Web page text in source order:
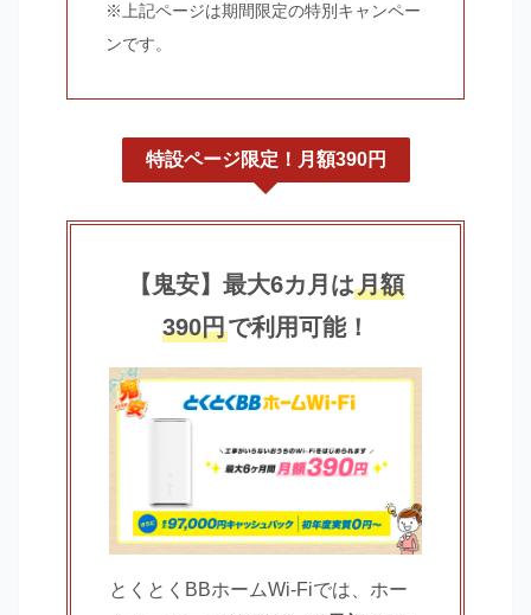
※上記ページは期間限定の特別キャンペー
ンです。
特設ページ限定！月額390円
【鬼安】最大6カ月は月額
390円で利用可能！
とくとくBBホームWi-Fiでは、ホー